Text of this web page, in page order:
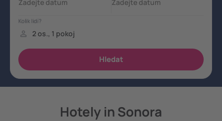
Hotely in Sonora